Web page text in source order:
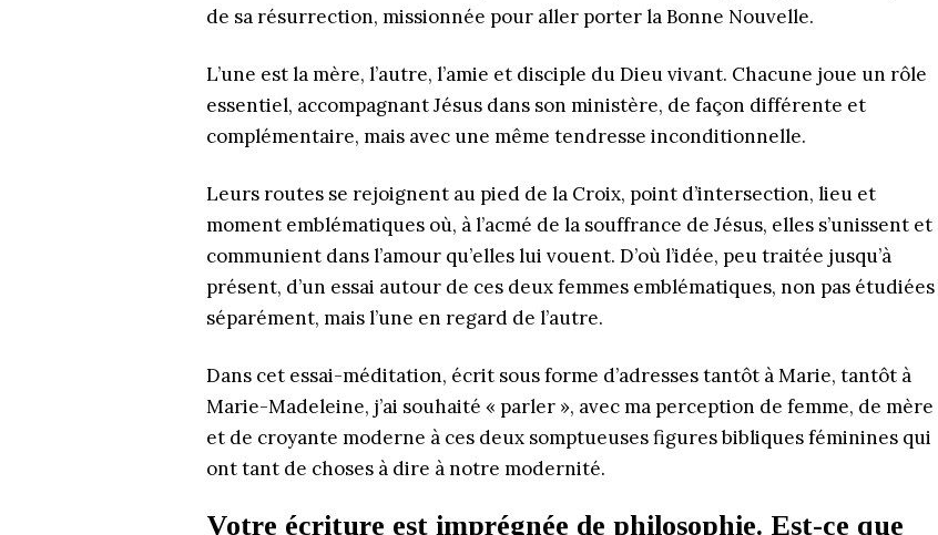
de sa résurrection, missionnée pour aller porter la Bonne Nouvelle.
L’une est la mère, l’autre, l’amie et disciple du Dieu vivant. Chacune joue un rôle
essentiel, accompagnant Jésus dans son ministère, de façon différente et
complémentaire, mais avec une même tendresse inconditionnelle.
Leurs routes se rejoignent au pied de la Croix, point d’intersection, lieu et
moment emblématiques où, à l’acmé de la souffrance de Jésus, elles s’unissent et
communient dans l’amour qu’elles lui vouent. D’où l’idée, peu traitée jusqu’à
présent, d’un essai autour de ces deux femmes emblématiques, non pas étudiées
séparément, mais l’une en regard de l’autre.
Dans cet essai-méditation, écrit sous forme d’adresses tantôt à Marie, tantôt à
Marie-Madeleine, j’ai souhaité « parler », avec ma perception de femme, de mère
et de croyante moderne à ces deux somptueuses figures bibliques féminines qui
ont tant de choses à dire à notre modernité.
Votre écriture est imprégnée de philosophie. Est-ce que